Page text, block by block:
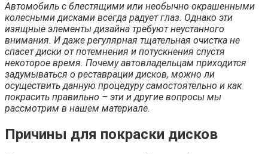
Автомобиль с блестящими или необычно окрашенными
колесными дисками всегда радует глаз. Однако эти
изящные элементы дизайна требуют неустанного
внимания. И даже регулярная тщательная очистка не
спасет диски от потемнения и потускнения спустя
некоторое время. Почему автовладельцам приходится
задумываться о реставрации дисков, можно ли
осуществить данную процедуру самостоятельно и как
покрасить правильно – эти и другие вопросы мы
рассмотрим в нашем материале.
Причины для покраски дисков